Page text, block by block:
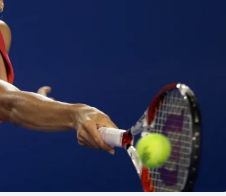
Parasport
Plavání
Plážový volejbal
Volejbal
Ostatní